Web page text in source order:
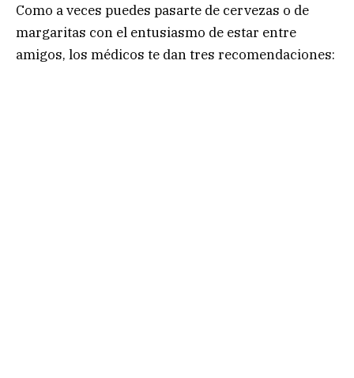
Como a veces puedes pasarte de cervezas o de
margaritas con el entusiasmo de estar entre
amigos, los médicos te dan tres recomendaciones: